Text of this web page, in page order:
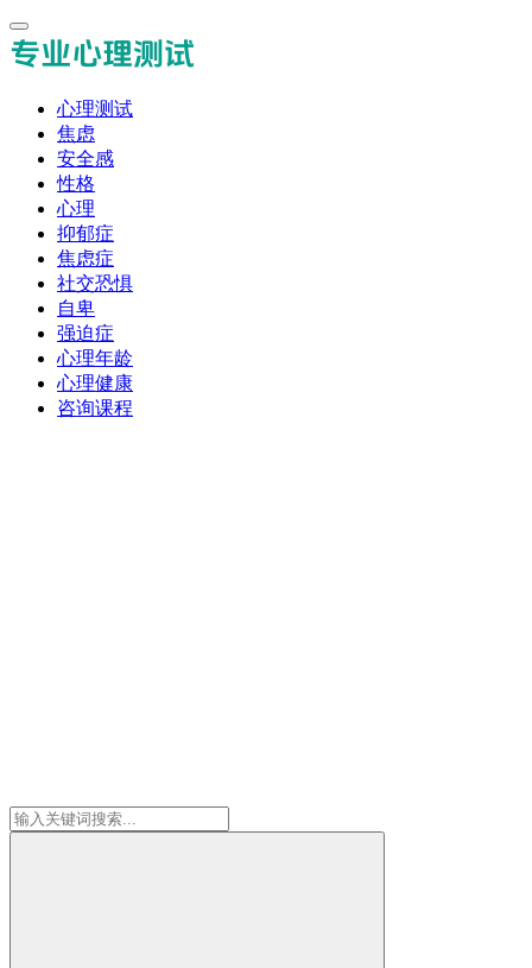
心理测试
焦虑
安全感
性格
心理
抑郁症
焦虑症
社交恐惧
自卑
强迫症
心理年龄
心理健康
咨询课程